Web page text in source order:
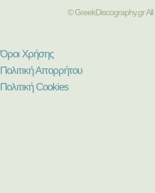
© GreekDiscography.gr
Όροι Χρήσης
Πολιτική Απορρήτου
Πολιτική Cookies